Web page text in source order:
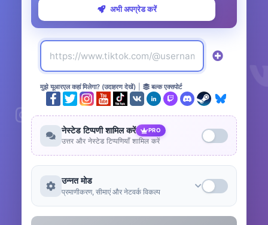
अभी अपग्रेड करें
मुझे यूआरएल कहां मिलेगा? (उदाहरण देखें) बल्क एक्सपोर्ट
नेस्टेड टिप्पणी शामिल करें PRO
उत्तर और नेस्टेड टिप्पणियाँ शामिल करें
उन्नत मोड
प्रमाणीकरण, सीमाएं और नेटवर्क विकल्प